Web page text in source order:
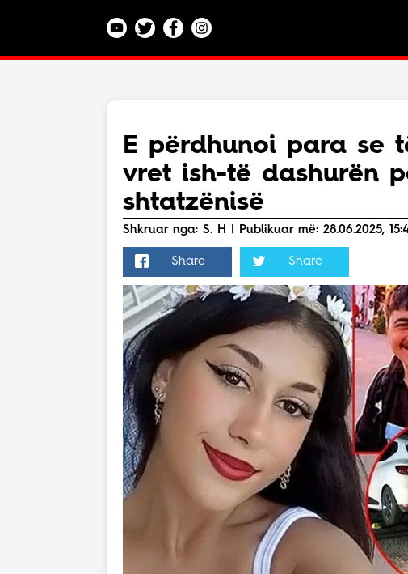
Lajme
Teknologji
Bota
Argëtim
Maqedoni
Live
E përdhunoi para se
vret ish-të dashurën
shtatzënisë
Shkruar nga: S. H | Publikuar më: 28.06.2025,
Share Share